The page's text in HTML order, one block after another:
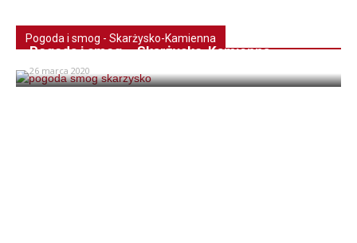
Pogoda i smog - Skarżysko-Kamienna
Pogoda i smog – Skarżysko-Kamienna
26 marca 2020